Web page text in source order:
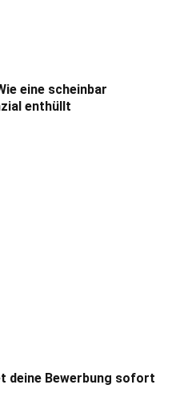
eine scheinbar
enthüllt
deine Bewerbung sofort